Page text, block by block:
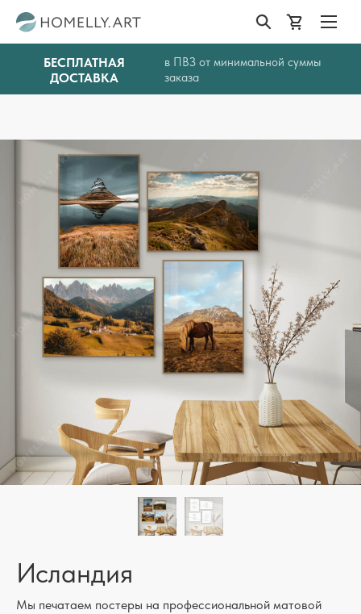
БЕСПЛАТНАЯ
ДОСТАВКА
в ПВЗ от минимальной суммы
заказа
Исландия
Мы печатаем постеры на профессиональной матовой